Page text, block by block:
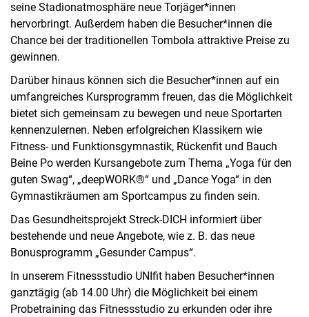
seine Stadionatmosphäre neue Torjäger*innen
hervorbringt. Außerdem haben die Besucher*innen die
Chance bei der traditionellen Tombola attraktive Preise zu
gewinnen.
Darüber hinaus können sich die Besucher*innen auf ein
umfangreiches Kursprogramm freuen, das die Möglichkeit
bietet sich gemeinsam zu bewegen und neue Sportarten
kennenzulernen. Neben erfolgreichen Klassikern wie
Fitness- und Funktionsgymnastik, Rückenfit und Bauch
Beine Po werden Kursangebote zum Thema „Yoga für den
guten Swag“, „deepWORK®“ und „Dance Yoga“ in den
Gymnastikräumen am Sportcampus zu finden sein.
Das Gesundheitsprojekt Streck-DICH informiert über
bestehende und neue Angebote, wie z. B. das neue
Bonusprogramm „Gesunder Campus“.
In unserem Fitnessstudio UNIfit haben Besucher*innen
ganztägig (ab 14.00 Uhr) die Möglichkeit bei einem
Probetraining das Fitnessstudio zu erkunden oder ihre